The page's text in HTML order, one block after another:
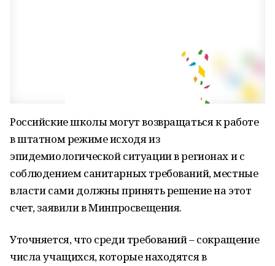
Российские школы могут возвращаться к работе
в штатном режиме исходя из
эпидемиологической ситуации в регионах и с
соблюдением санитарных требований, местные
власти сами должны принять решение на этот
счет, заявили в Минпросвещения.
Уточняется, что среди требований – сокращение
числа учащихся, которые находятся в